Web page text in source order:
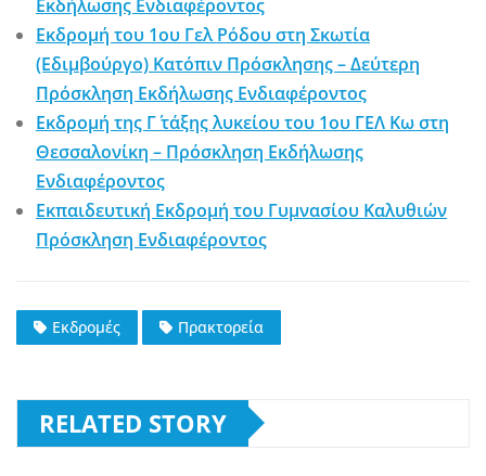
Εκδήλωσης Ενδιαφέροντος
Εκδρομή του 1ου Γελ Ρόδου στη Σκωτία
(Εδιμβούργο) Κατόπιν Πρόσκλησης – Δεύτερη
Πρόσκληση Εκδήλωσης Ενδιαφέροντος
Εκδρομή της Γ΄ τάξης λυκείου του 1ου ΓΕΛ Κω στη
Θεσσαλονίκη – Πρόσκληση Εκδήλωσης
Ενδιαφέροντος
Εκπαιδευτική Εκδρομή του Γυμνασίου Καλυθιών
Πρόσκληση Ενδιαφέροντος
Εκδρομές Πρακτορεία
RELATED STORY